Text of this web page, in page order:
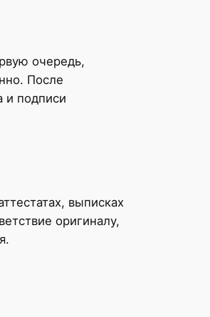
очередь,
После
и подписи
выписках
оригиналу,